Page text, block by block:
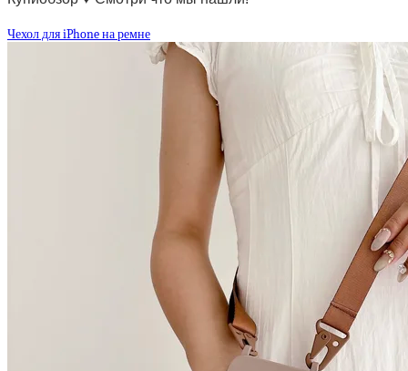
Чехол для iPhone на ремне